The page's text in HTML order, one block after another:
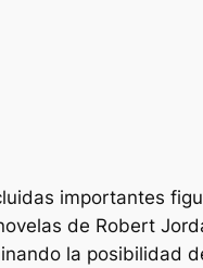
importantes
de Robert
la posibilidad